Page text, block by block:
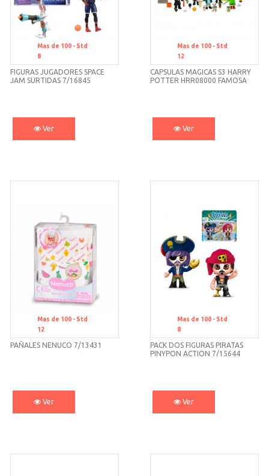
Mas de 100 - Std
8
FIGURAS JUGADORES SPACE
JAM SURTIDAS 7/16845
Ver
Mas de 100 - Std
12
CAPSULAS MAGICAS S3 HARRY
POTTER HRR08000 FAMOSA
Ver
Mas de 100 - Std
12
PAÑALES NENUCO 7/13431
Ver
Mas de 100 - Std
8
PACK DOS FIGURAS PIRATAS
PINYPON ACTION 7/15644
Ver